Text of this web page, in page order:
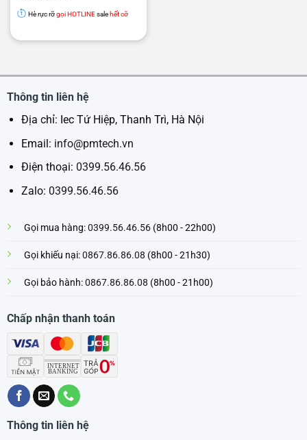
Hè rực rỡgọi HOTLINEsale hết cỡ
Thông tin liên hệ
Địa chỉ: Iec Tứ Hiệp, Thanh Trì, Hà Nội
Email: info@pmtech.vn
Điện thoại: 0399.56.46.56
Zalo: 0399.56.46.56
Gọi mua hàng:0399.56.46.56(8h00 - 22h00)
Gọi khiếu nại:0867.86.86.08 (8h00 - 21h30)
Gọi bảo hành:0867.86.86.08 (8h00 - 21h00)
Chấp nhận thanh toán
Thông tin liên hệ